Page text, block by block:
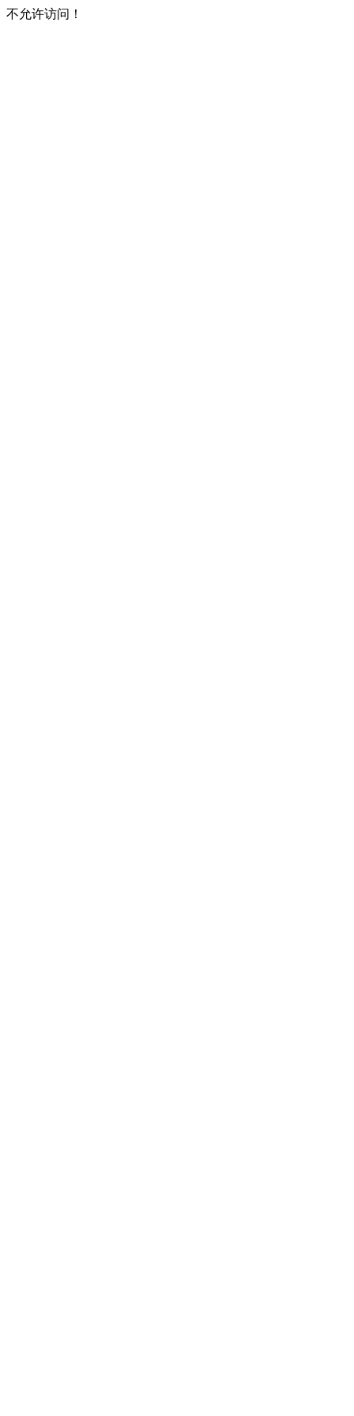
不允许访问！